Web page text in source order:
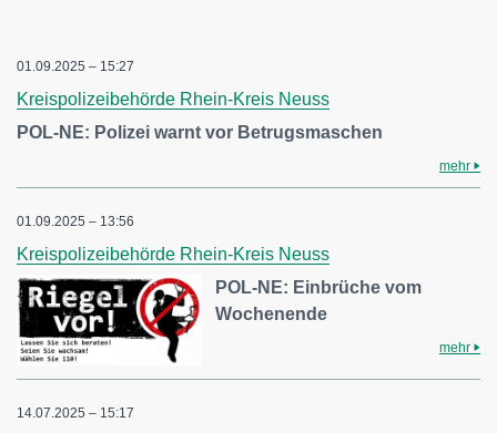
01.09.2025 – 15:27
Kreispolizeibehörde Rhein-Kreis Neuss
POL-NE: Polizei warnt vor Betrugsmaschen
mehr
01.09.2025 – 13:56
Kreispolizeibehörde Rhein-Kreis Neuss
POL-NE: Einbrüche vom
Wochenende
mehr
14.07.2025 – 15:17